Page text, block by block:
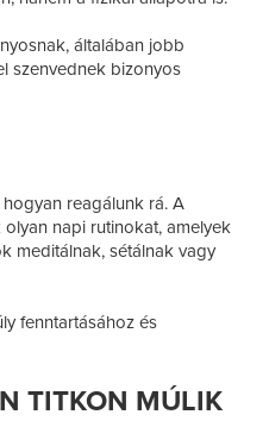
általában jobb
szenvednek bizonyos
reagálunk rá. A
napi rutinokat, amelyek
meditálnak, sétálnak vagy
fenntartásához és
TITKON MÚLIK